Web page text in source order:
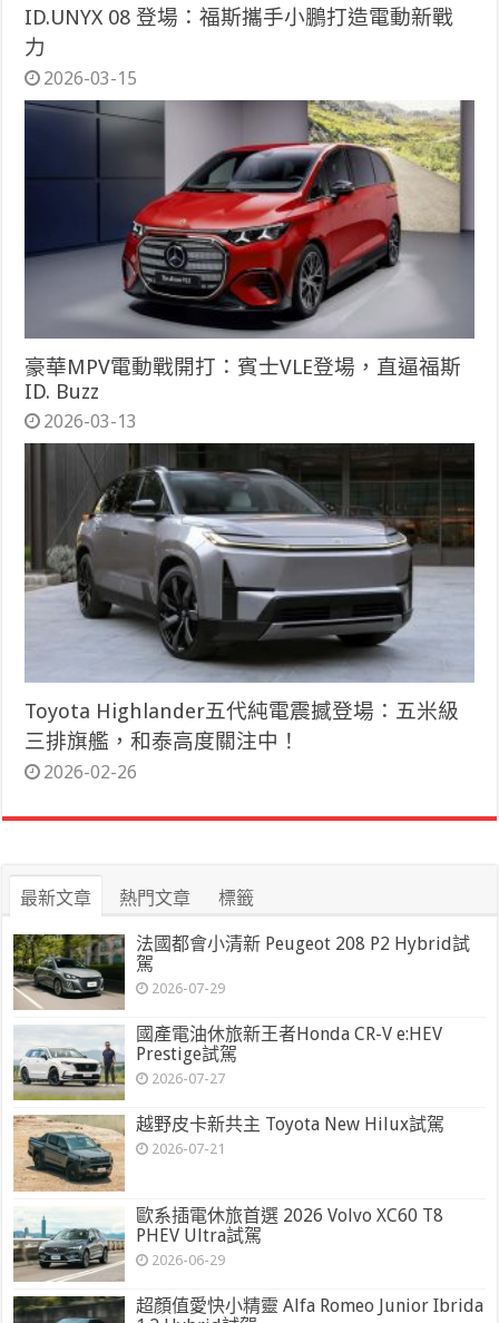
ID.UNYX 08 登場：福斯攜手小鵬打造電動新戰
力
2026-03-15
豪華MPV電動戰開打：賓士VLE登場，直逼福斯
ID. Buzz
2026-03-13
Toyota Highlander五代純電震撼登場：五米級
三排旗艦，和泰高度關注中！
2026-02-26
最新文章 熱門文章 標籤
法國都會小清新 Peugeot 208 P2 Hybrid試
駕
2026-07-29
國產電油休旅新王者Honda CR-V e:HEV
Prestige試駕
2026-07-27
越野皮卡新共主 Toyota New Hilux試駕
2026-07-21
歐系插電休旅首選 2026 Volvo XC60 T8
PHEV Ultra試駕
2026-06-29
超顏值愛快小精靈 Alfa Romeo Junior Ibrida